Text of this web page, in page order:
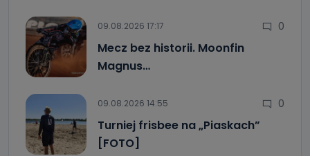
09.08.2026 17:17 0
Mecz bez historii. Moonfin
Magnus…
09.08.2026 14:55 0
Turniej frisbee na „Piaskach”
[FOTO]